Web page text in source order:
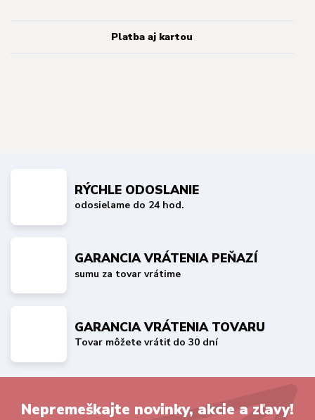
Platba aj kartou
RÝCHLE ODOSLANIE
odosielame do 24 hod.
GARANCIA VRÁTENIA PEŇAZÍ
sumu za tovar vrátime
GARANCIA VRÁTENIA TOVARU
Tovar môžete vrátiť do 30 dní
Nepremeškajte novinky, akcie a zľavy!